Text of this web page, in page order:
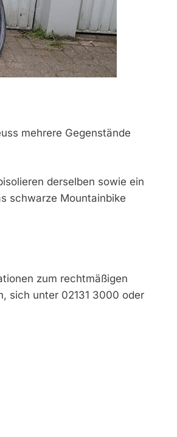
mehrere Gegenstände
derselben sowie ein
schwarze Mountainbike
zum rechtmäßigen
sich unter 02131 3000 oder